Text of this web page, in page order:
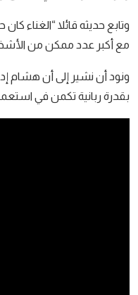
وتابع حديثه قائلا “الغناء
مع أكبر عدد ممكن من
ونود أن نشير إلى أن هشام
بقدرة ربانية تكمن في